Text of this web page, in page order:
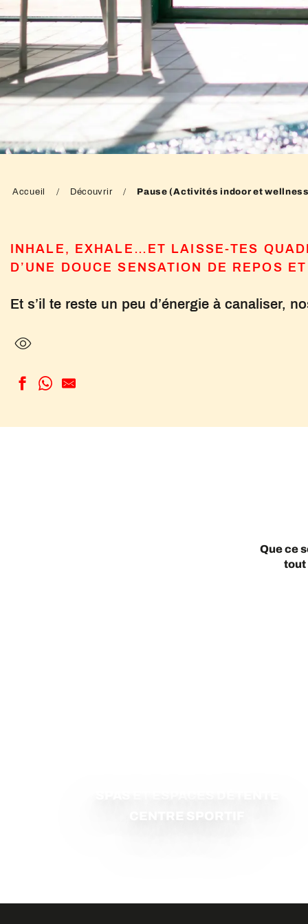
Accueil Découvrir Pause (Activités indoor et
INHALE, EXHALE…ET LAISSE-TES
D’UNE DOUCE SENSATION DE REPOS
Et s’il te reste un peu d’énergie à canaliser,
Que ce
tout